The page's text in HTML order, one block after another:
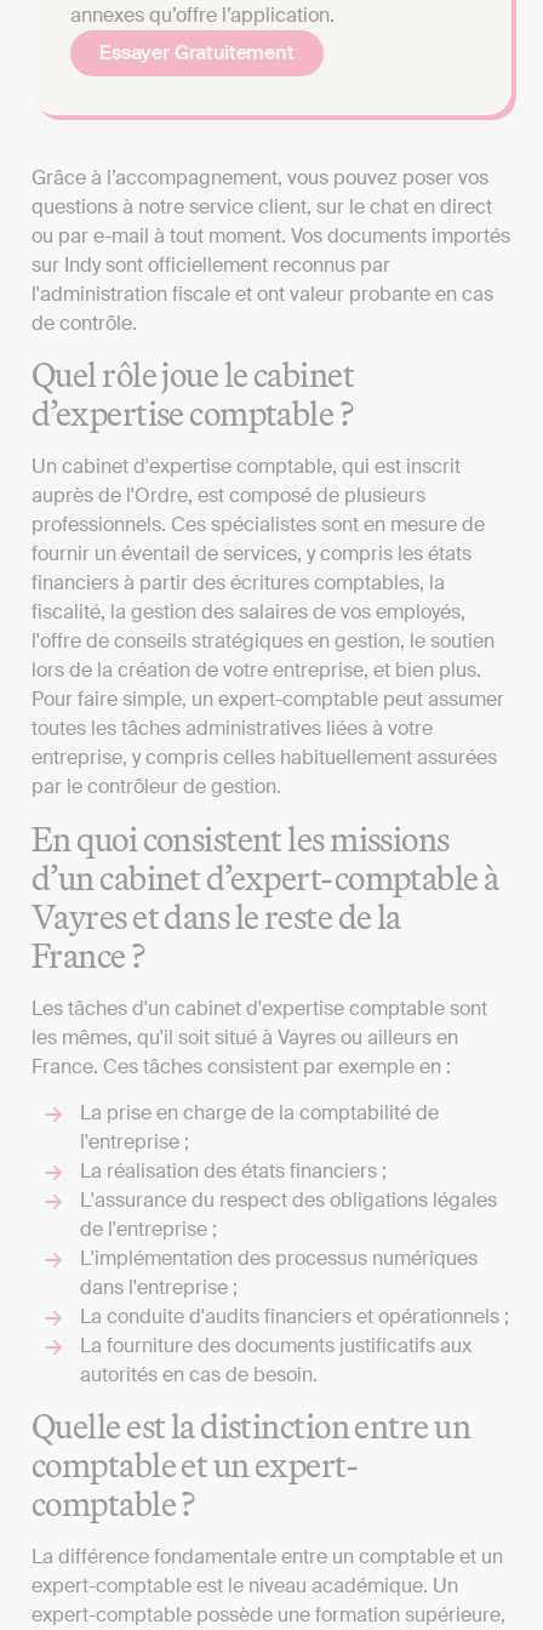
annexes qu’offre l’application.
Essayer Gratuitement
Grâce à l’accompagnement, vous pouvez poser vos
questions à notre service client, sur le chat en direct
ou par e-mail à tout moment. Vos documents importés
sur Indy sont officiellement reconnus par
l'administration fiscale et ont valeur probante en cas
de contrôle.
Quel rôle joue le cabinet
d’expertise comptable ?
Un cabinet d'expertise comptable, qui est inscrit
auprès de l'Ordre, est composé de plusieurs
professionnels. Ces spécialistes sont en mesure de
fournir un éventail de services, y compris les états
financiers à partir des écritures comptables, la
fiscalité, la gestion des salaires de vos employés,
l'offre de conseils stratégiques en gestion, le soutien
lors de la création de votre entreprise, et bien plus.
Pour faire simple, un expert-comptable peut assumer
toutes les tâches administratives liées à votre
entreprise, y compris celles habituellement assurées
par le contrôleur de gestion.
En quoi consistent les missions
d’un cabinet d’expert-comptable à
Vayres et dans le reste de la
France ?
Les tâches d'un cabinet d'expertise comptable sont
les mêmes, qu'il soit situé à Vayres ou ailleurs en
France. Ces tâches consistent par exemple en :
La prise en charge de la comptabilité de
l'entreprise ;
La réalisation des états financiers ;
L'assurance du respect des obligations légales
de l'entreprise ;
L'implémentation des processus numériques
dans l'entreprise ;
La conduite d'audits financiers et opérationnels ;
La fourniture des documents justificatifs aux
autorités en cas de besoin.
Quelle est la distinction entre un
comptable et un expert-
comptable ?
La différence fondamentale entre un comptable et un
expert-comptable est le niveau académique. Un
expert-comptable possède une formation supérieure,